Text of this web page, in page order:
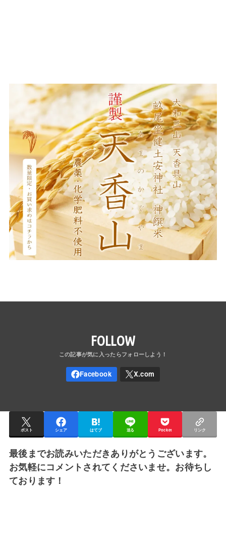
FOLLOW
ポスト シェア はてブ 送る Pocket リンク
最後までお読みいただきありがとうございます。
お気軽にコメントされてくださいませ。お待ちし
ております！